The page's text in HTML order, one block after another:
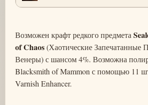
Возможен крафт редкого предмета
of Chaos(Хаотические Запечатанные
Венеры) с шансом 4%. Возможна
Blacksmith of Mammon с помощью 11
Varnish Enhancer.